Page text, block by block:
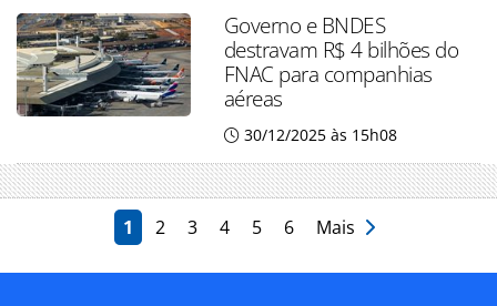
Governo e BNDES
destravam R$ 4 bilhões do
FNAC para companhias
aéreas
30/12/2025 às 15h08
1 2 3 4 5 6 Mais